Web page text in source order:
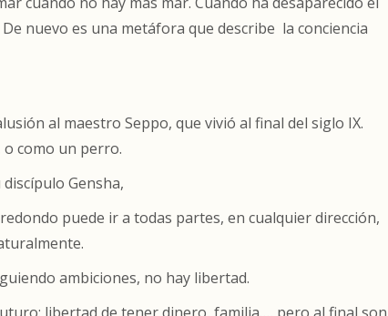
nuevo es una metáfora que describe la conciencia
al maestro Seppo, que vivió al final del siglo IX.
como un perro.
Gensha,
puede ir a todas partes, en cualquier dirección,
ambiciones, no hay libertad.